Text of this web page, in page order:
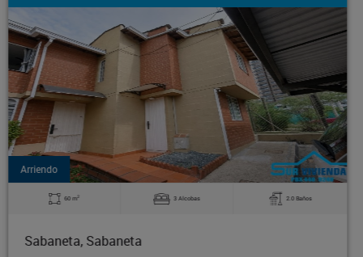
Arriendo
Sabaneta, Sabaneta